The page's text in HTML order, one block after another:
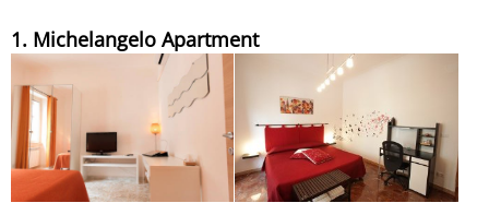
1. Michelangelo Apartment